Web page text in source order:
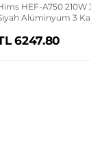
HEF-A750 210W
Alüminyum 3
6247.80